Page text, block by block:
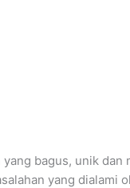
bagus, unik dan
yang dialami